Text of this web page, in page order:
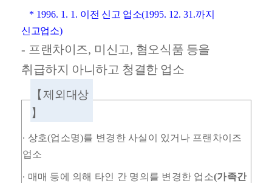
* 1996. 1. 1. 이전 신고 업소(1995. 12. 31.까지
신고업소)
- 프랜차이즈, 미신고, 혐오식품 등을
취급하지 아니하고 청결한 업소
【제외대상
】
∙ 상호(업소명)를 변경한 사실이 있거나 프랜차이즈
업소
∙ 매매 등에 의해 타인 간 명의를 변경한 업소(가족간